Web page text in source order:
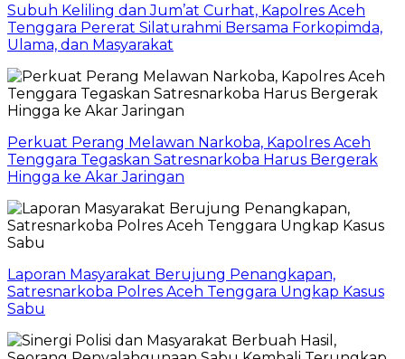
Subuh Keliling dan Jum’at Curhat, Kapolres Aceh
Tenggara Pererat Silaturahmi Bersama Forkopimda,
Ulama, dan Masyarakat
Perkuat Perang Melawan Narkoba, Kapolres Aceh
Tenggara Tegaskan Satresnarkoba Harus Bergerak
Hingga ke Akar Jaringan
Laporan Masyarakat Berujung Penangkapan,
Satresnarkoba Polres Aceh Tenggara Ungkap Kasus
Sabu